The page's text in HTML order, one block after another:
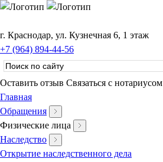
г. Краснодар, ул. Кузнечная 6, 1 этаж
+7 (964) 894-44-56
Оставить отзыв Связаться с нотариусом
Главная
Обращения
Физические лица
Наследство
Открытие наследственного дела